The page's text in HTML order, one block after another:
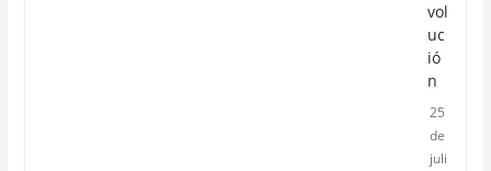
vol
uc
ió
n
25
de
juli